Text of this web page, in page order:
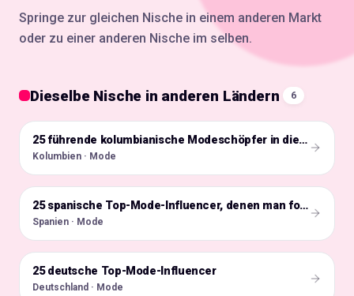
Springe zur gleichen Nische in einem anderen Markt
oder zu einer anderen Nische im selben.
Dieselbe Nische in anderen Ländern 6
🇨🇴 25 führende kolumbianische Modeschöpfer in diesem Jahr
Kolumbien · Mode
🇪🇸 25 spanische Top-Mode-Influencer, denen man folgen sollte
Spanien · Mode
🇩🇪
25 deutsche Top-Mode-Influencer
Deutschland · Mode